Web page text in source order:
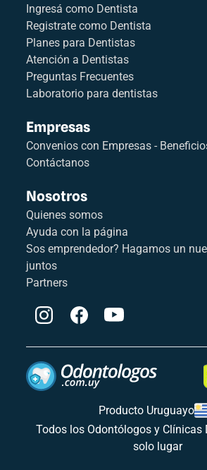
Ingresá como Dentista
Registrate como Dentista
Planes para Dentistas
Atención a Dentistas
Preguntas Frecuentes
Laboratorio para dentistas
Empresas
Convenios con Empresas -
Contáctanos
Nosotros
Quienes somos
Ayuda con la página
Sos emprendedor? Hagamos un
juntos
Partners
Producto Uruguayo
Todos los Odontólogos y Clínicas
solo lugar